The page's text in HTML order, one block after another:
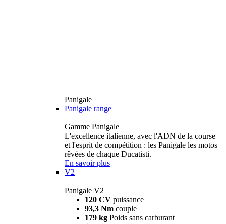
Panigale
Panigale range
Gamme Panigale
L'excellence italienne, avec l'ADN de la course
et l'esprit de compétition : les Panigale les motos
rêvées de chaque Ducatisti.
En savoir plus
V2
Panigale V2
120 CV puissance
93,3 Nm couple
179 kg Poids sans carburant